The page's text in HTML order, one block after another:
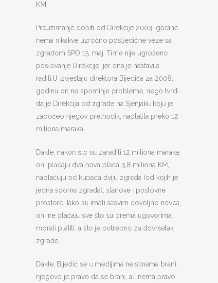
KM.
Preuzimanje dobiti od Direkcije 2003. godine
nema nikakve uzročno posljedične veze sa
zgradom SPO 15. maj. Time nije ugroženo
poslovanje Direkcije, jer ona je nastavila
raditi.U izvještaju direktora Bijedića za 2008.
godinu on ne spominje probleme, nego tvrdi
da je Direkcija od zgrade na Sjenjaku koju je
započeo njegov prethodik, naplatila preko 12
miliona maraka.
Dakle, nakon što su zaradili 12 miliona maraka,
oni plaćaju dva nova placa 3,8 miliona KM,
naplaćuju od kupaca dviju zgrada (od kojih je
jedna sporna zgrada), stanove i poslovne
prostore. Iako su imali sasvim dovoljno novca,
oni ne plaćaju sve što su prema ugovorima
morali platiti, a što je potrebno za dovršetak
zgrade.
Dakle, Bijedić se u medijima neistinama brani,
njegovo je pravo da se brani, ali nema pravo